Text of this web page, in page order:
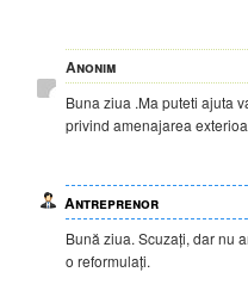
Anonim
Buna ziua .Ma puteti ajuta
privind amenajarea
Antreprenor
Bună ziua. Scuzați, dar nu
o reformulați.